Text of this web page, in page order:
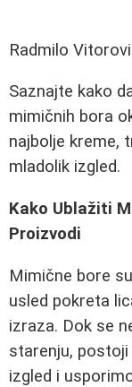
Radmilo
Saznajte kako
mimičnih bora
najbolje kreme,
mladolik izgled.
Kako Ublažiti
Proizvodi
Mimične bore
usled pokreta
izraza. Dok se
starenju,
izgled i